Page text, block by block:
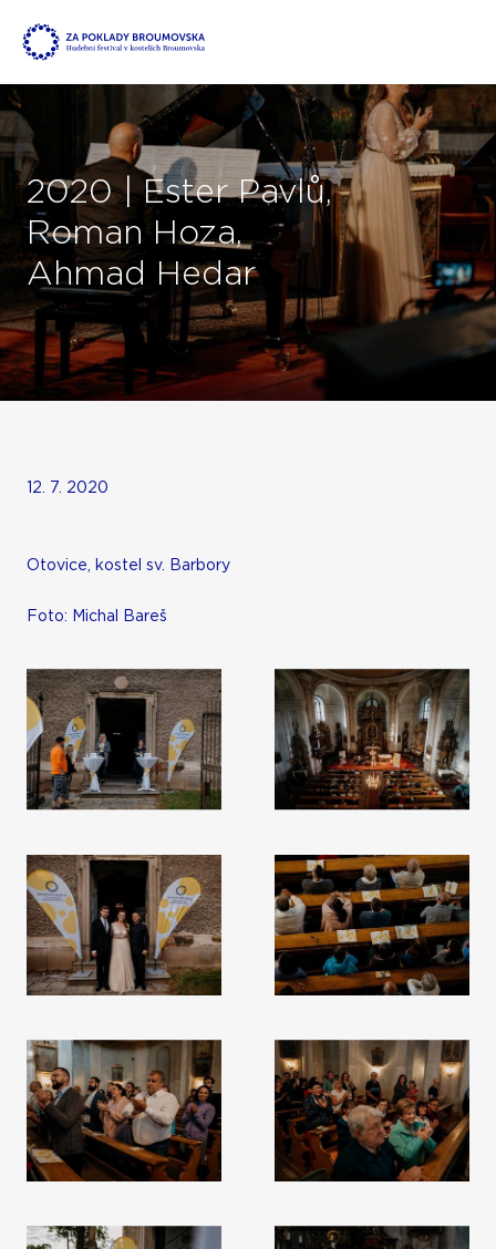
2020 | Ester Pavlů,
Roman Hoza,
Ahmad Hedar
12. 7. 2020
Otovice, kostel sv. Barbory
Foto: Michal Bareš